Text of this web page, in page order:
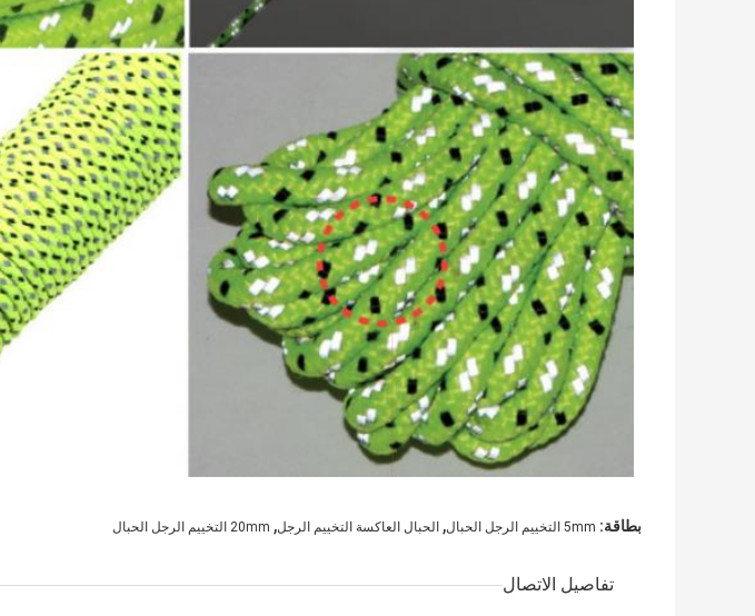
بطاقة: 5mm التخييم الرجل الحبال , الحبال العاكسة التخييم الرجل, 20mm التخييم الرجل الحبال
تفاصيل الاتصال